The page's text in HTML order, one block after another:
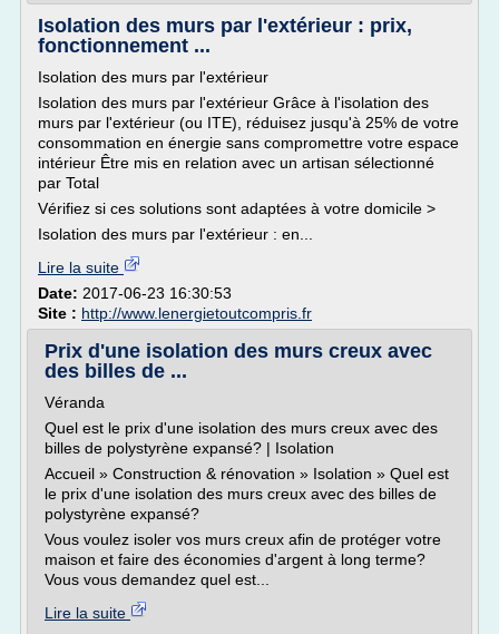
Isolation des murs par l'extérieur : prix,
fonctionnement ...
Isolation des murs par l'extérieur
Isolation des murs par l'extérieur Grâce à l'isolation des
murs par l'extérieur (ou ITE), réduisez jusqu'à 25% de votre
consommation en énergie sans compromettre votre espace
intérieur Être mis en relation avec un artisan sélectionné
par Total
Vérifiez si ces solutions sont adaptées à votre domicile >
Isolation des murs par l'extérieur : en...
Lire la suite
Date: 2017-06-23 16:30:53
Site : http://www.lenergietoutcompris.fr
Prix d'une isolation des murs creux avec
des billes de ...
Véranda
Quel est le prix d'une isolation des murs creux avec des
billes de polystyrène expansé? | Isolation
Accueil » Construction & rénovation » Isolation » Quel est
le prix d'une isolation des murs creux avec des billes de
polystyrène expansé?
Vous voulez isoler vos murs creux afin de protéger votre
maison et faire des économies d'argent à long terme?
Vous vous demandez quel est...
Lire la suite